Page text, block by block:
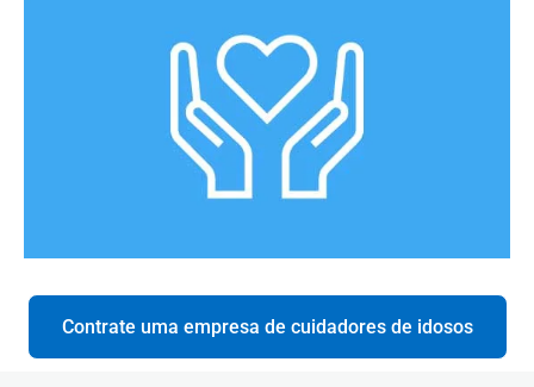
Contrate uma empresa de cuidadores de idosos